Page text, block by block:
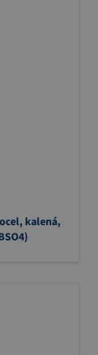
kalená,